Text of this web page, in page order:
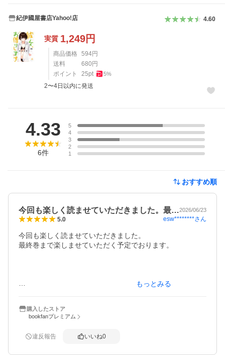
紀伊國屋書店Yahoo!店 4.60
実質 1,249円
商品価格 594円
送料
680 円
ポイント
25pt 5%
2〜4日以内に発送
4.33
6件
5
4
3
2
1
おすすめ順
今回も楽しく読ませていただきました。最…2026/06/23
5.0 esw********さん
今回も楽しく読ませていただきました。
最終巻まで楽しませていただく予定でおります。
るかちゃんとまみちゃんがひたすらに可愛かったです。
もっとみる
購入したストア
bookfanプレミアム
違反報告 いいね0